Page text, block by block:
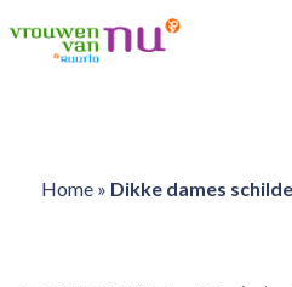
Home» Dikke dames